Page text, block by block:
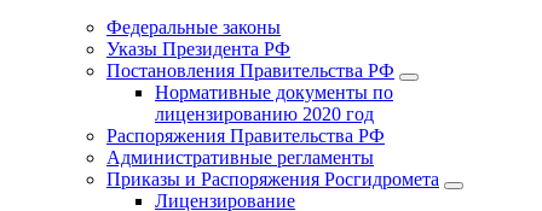
Федеральные законы
Указы Президента РФ
Постановления Правительства РФ
Нормативные документы по
лицензированию 2020 год
Распоряжения Правительства РФ
Административные регламенты
Приказы и Распоряжения Росгидромета
Лицензирование